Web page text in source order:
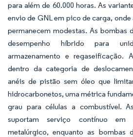
para além de 60.000 horas. As
envio de GNL em pico de carga,
permanecem modestas. As bombas
desempenho híbrido para
armazenamento e regaseificação.
dentro da categoria de
anéis de pistão sem óleo que
hidrocarbonetos, uma métrica
grau para células a combustível.
suportam serviço contínuo em
metalúrgico, enquanto as bombas